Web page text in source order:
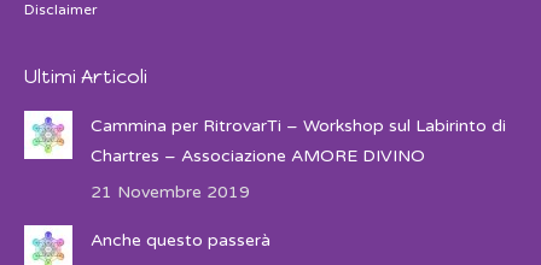
Disclaimer
Ultimi Articoli
Cammina per RitrovarTi – Workshop sul Labirinto di
Chartres – Associazione AMORE DIVINO
21 Novembre 2019
Anche questo passerà